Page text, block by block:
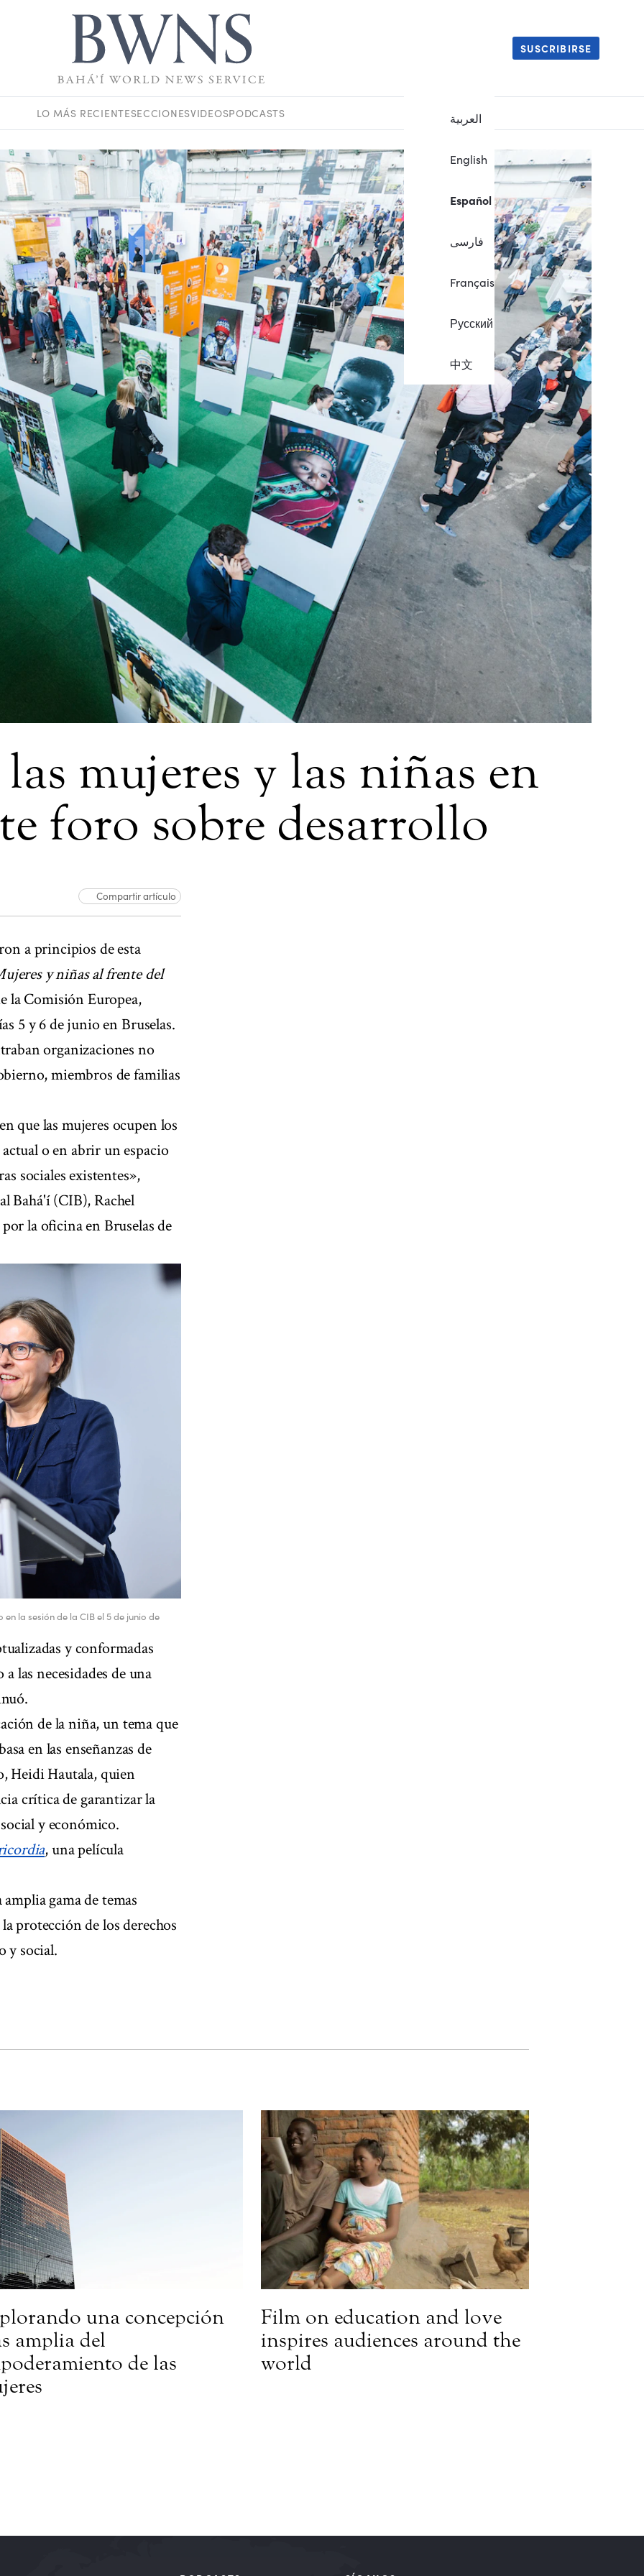
العربية
English
Español
فارسی
Français
Русский
中文
SUSCRIBIRSE
LO MÁS RECIENTESECCIONESVIDEOSPODCASTS
mujeres y las niñas en
foro sobre desarrollo
Compartir artículo
a principios de esta
y niñas al frente del
la Comisión Europea,
5 y 6 de junio en Bruselas.
organizaciones no
miembros de familias
que las mujeres ocupen los
o en abrir un espacio
sociales existentes»,
Bahá'í (CIB), Rachel
la oficina en Bruselas de
la sesión de la CIB el 5 de junio de
y conformadas
las necesidades de una
de la niña, un tema que
en las enseñanzas de
Heidi Hautala, quien
crítica de garantizar la
y económico.
, una película
gama de temas
protección de los derechos
y social.
una concepción
amplia del
de las
Film on education and love
inspires audiences around the
world